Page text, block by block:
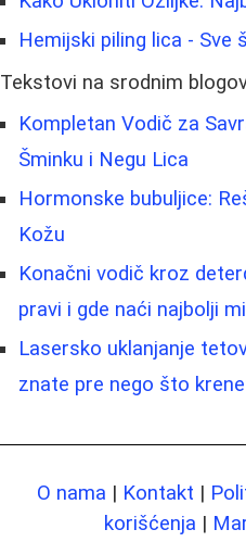
Hemijski piling lica - Sve
Tekstovi na srodnim
Kompletan Vodič za
Šminku i Negu Lica
Hormonske bubuljice:
Kožu
Konačni vodič kroz
pravi i gde naći najbolji
Lasersko uklanjanje
znate pre nego što
O nama | Kontakt |
korišćenja |